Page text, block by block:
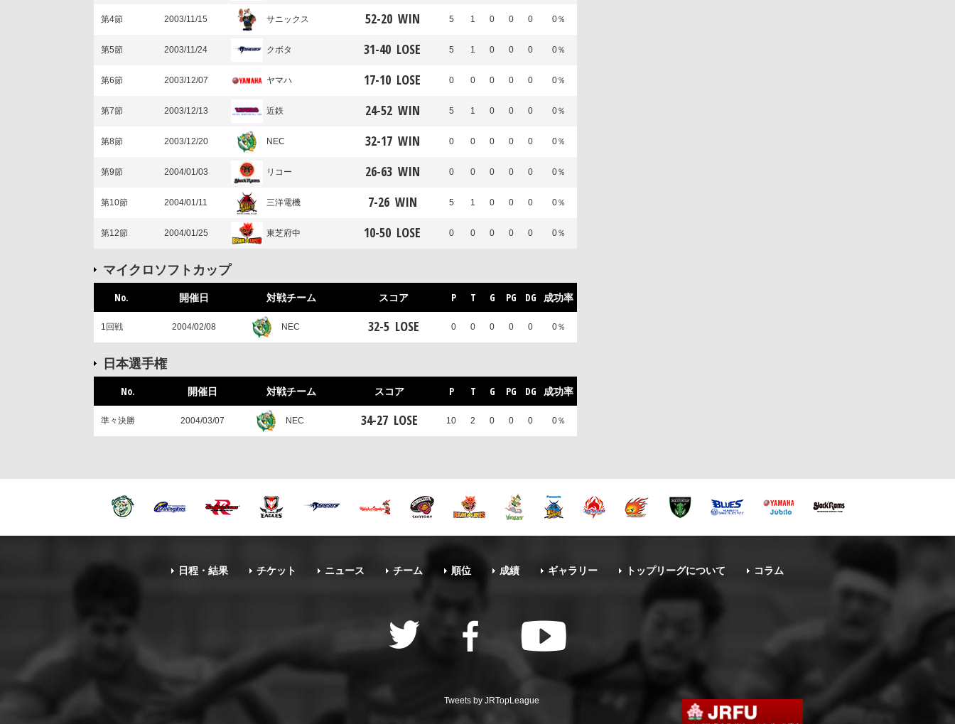
第4節 2003/11/15 サニックス 52-20 WIN 5 1 0 0 0 0％
第5節 2003/11/24 クボタ 31-40 LOSE 5 1 0 0 0 0％
第6節 2003/12/07 ヤマハ 17-10 LOSE 0 0 0 0 0 0％
第7節 2003/12/13 近鉄 24-52 WIN 5 1 0 0 0 0％
第8節 2003/12/20 NEC 32-17 WIN 0 0 0 0 0 0％
第9節 2004/01/03 リコー 26-63 WIN 0 0 0 0 0 0％
第10節 2004/01/11 三洋電機 7-26 WIN 5 1 0 0 0 0％
第12節 2004/01/25 東芝府中 10-50 LOSE 0 0 0 0 0 0％
マイクロソフトカップ
No. 開催日 対戦チーム スコア P T G PG DG 成功率
1回戦 2004/02/08 NEC 32-5 LOSE 0 0 0 0 0 0％
日本選手権
No. 開催日 対戦チーム スコア P T G PG DG 成功率
準々決勝 2004/03/07 NEC 34-27 LOSE 10 2 0 0 0 0％
日程・結果 チケット ニュース チーム 順位 成績 ギャラリー トップリーグについて コラム
Tweets by JRTopLeague